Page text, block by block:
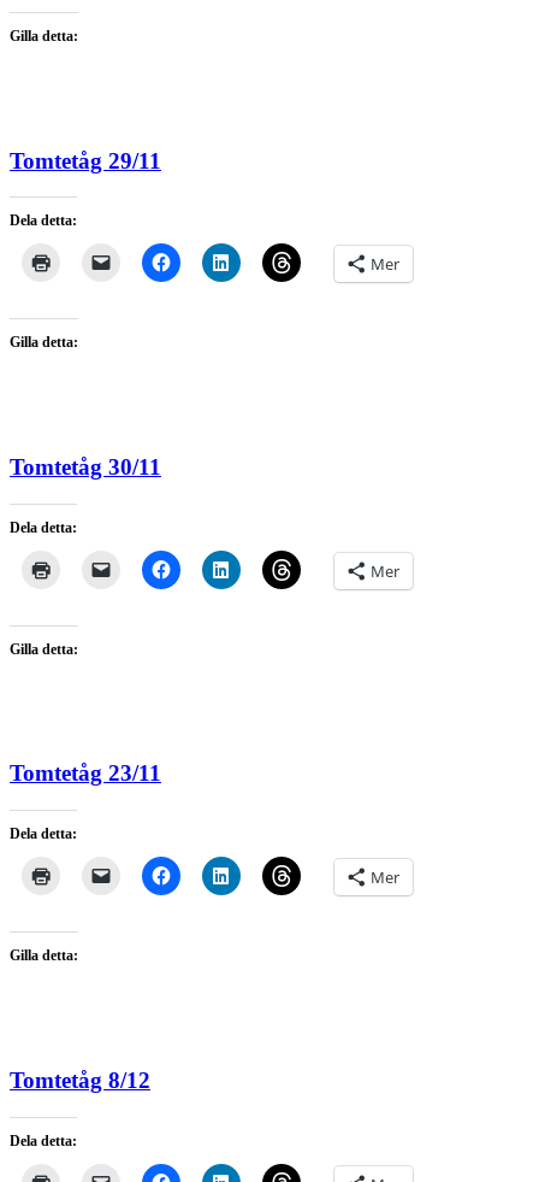
Gilla detta:
Tomtetåg 29/11
Dela detta:
Mer
Gilla detta:
Tomtetåg 30/11
Dela detta:
Mer
Gilla detta:
Tomtetåg 23/11
Dela detta:
Mer
Gilla detta:
Tomtetåg 8/12
Dela detta: